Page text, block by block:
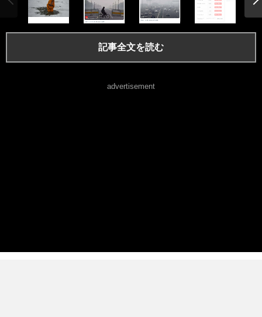
記事全文を読む
advertisement